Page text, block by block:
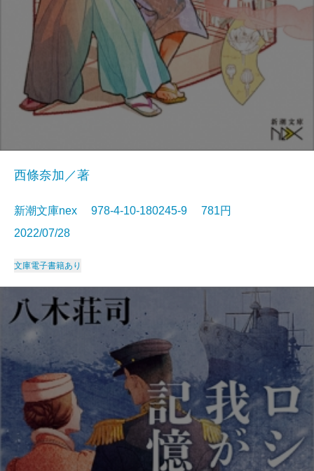
西條奈加／著
新潮文庫nex 978-4-10-180245-9 781円
2022/07/28
文庫電子書籍あり